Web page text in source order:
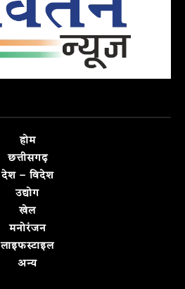
होम
छत्तीसगढ़
देश – विदेश
उद्योग
खेल
मनोरंजन
लाइफस्टाइल
अन्य